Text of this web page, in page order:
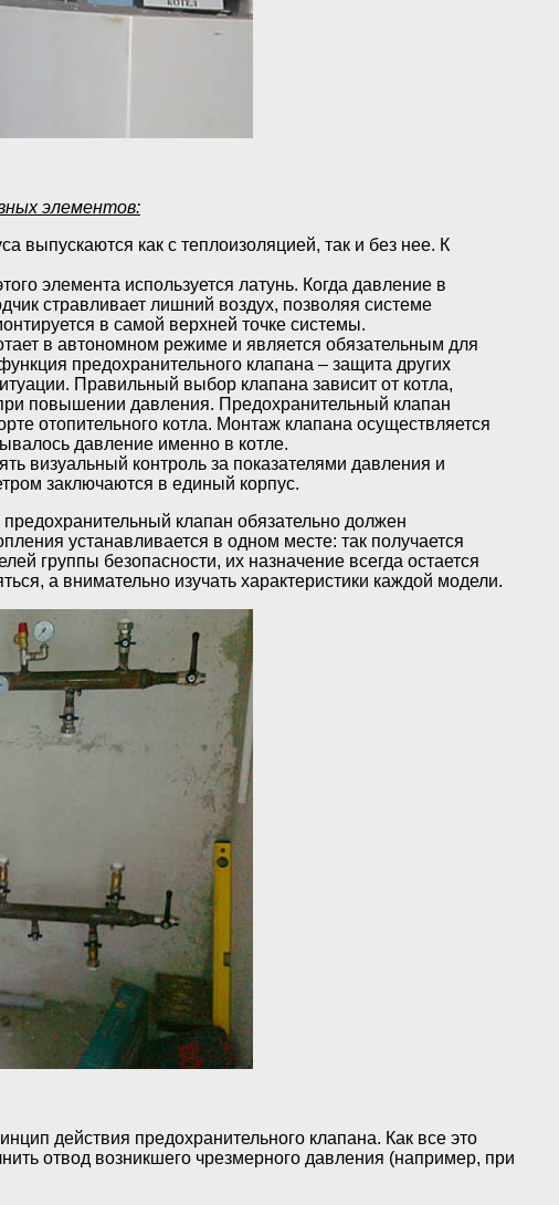
элементов:
выпускаются как с теплоизоляцией, так и без нее. К
элемента используется латунь. Когда давление в
стравливает лишний воздух, позволяя системе
в самой верхней точке системы.
в автономном режиме и является обязательным для
предохранительного клапана – защита других
Правильный выбор клапана зависит от котла,
повышении давления. Предохранительный клапан
отопительного котла. Монтаж клапана осуществляется
давление именно в котле.
визуальный контроль за показателями давления и
заключаются в единый корпус.
клапан обязательно должен
устанавливается в одном месте: так получается
группы безопасности, их назначение всегда остается
а внимательно изучать характеристики каждой модели.
действия предохранительного клапана. Как все это
отвод возникшего чрезмерного давления (например, при